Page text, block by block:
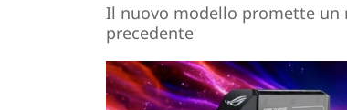
Il nuovo modello promette un
precedente